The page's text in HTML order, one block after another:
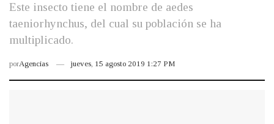
Este insecto tiene el nombre de aedes
taeniorhynchus, del cual su población se ha
multiplicado.
porAgencias jueves, 15 agosto 2019 1:27 PM